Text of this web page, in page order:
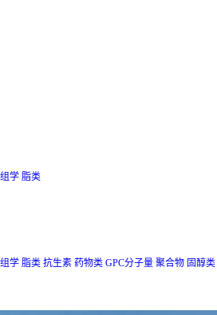
学 脂类
学 脂类 抗生素 药物类 GPC分子量 聚合物 固醇类